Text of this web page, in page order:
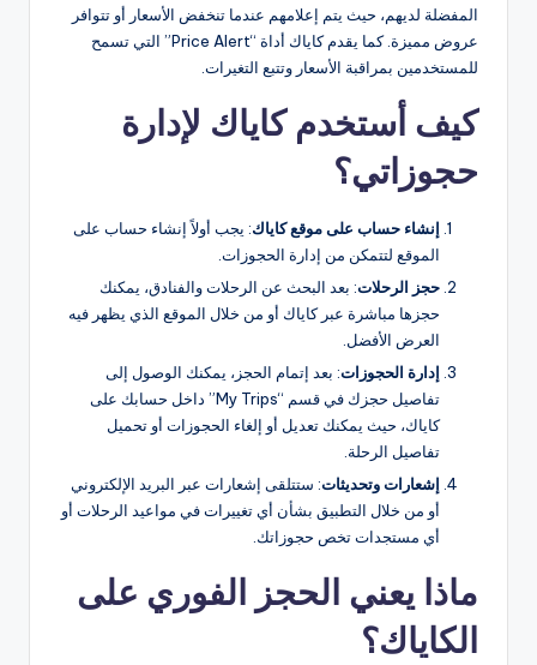
المفضلة لديهم، حيث يتم إعلامهم عندما تنخفض الأسعار أو تتوافر
عروض مميزة. كما يقدم كاياك أداة “Price Alert” التي تسمح
للمستخدمين بمراقبة الأسعار وتتبع التغيرات.
كيف أستخدم كاياك لإدارة
حجوزاتي؟
إنشاء حساب على موقع كاياك: يجب أولاً إنشاء حساب على
الموقع لتتمكن من إدارة الحجوزات.
حجز الرحلات: بعد البحث عن الرحلات والفنادق، يمكنك
حجزها مباشرة عبر كاياك أو من خلال الموقع الذي يظهر فيه
العرض الأفضل.
إدارة الحجوزات: بعد إتمام الحجز، يمكنك الوصول إلى
تفاصيل حجزك في قسم “My Trips” داخل حسابك على
كاياك، حيث يمكنك تعديل أو إلغاء الحجوزات أو تحميل
تفاصيل الرحلة.
إشعارات وتحديثات: ستتلقى إشعارات عبر البريد الإلكتروني
أو من خلال التطبيق بشأن أي تغييرات في مواعيد الرحلات أو
أي مستجدات تخص حجوزاتك.
ماذا يعني الحجز الفوري على
الكاياك؟